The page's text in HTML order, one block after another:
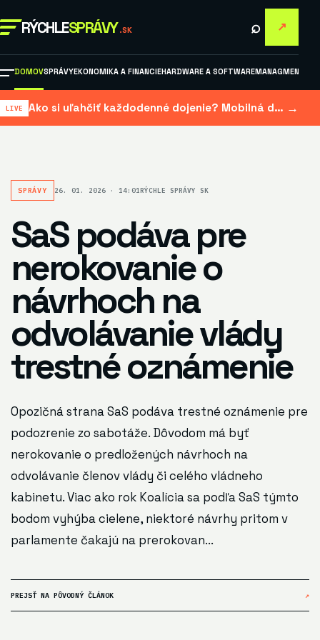
RÝCHLESPRÁVY .SK ⌕ ↗
DOMOVSPRÁVYEKONOMIKA A FINANCIEHARDWARE A SOFTWAREMANAGMENT A
Ako si uľahčiť každodenné dojenie? Mobilná dojačka šetrí čas aj námahu →
SPRÁVY 26. 01. 2026 · 14:01RÝCHLE SPRÁVY SK
SaS podáva pre
nerokovanie o
návrhoch na
odvolávanie vlády
trestné oznámenie
Opozičná strana SaS podáva trestné oznámenie pre
podozrenie zo sabotáže. Dôvodom má byť
nerokovanie o predložených návrhoch na
odvolávanie členov vlády či celého vládneho
kabinetu. Viac ako rok Koalícia sa podľa SaS týmto
bodom vyhýba cielene, niektoré návrhy pritom v
parlamente čakajú na prerokovan...
PREJSŤ NA PÔVODNÝ ČLÁNOK ↗